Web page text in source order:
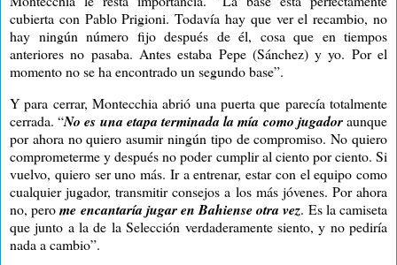
cubierta con Pablo Prigioni. Todavía hay que ver el recambio, no
hay ningún número fijo después de él, cosa que en tiempos
anteriores no pasaba. Antes estaba Pepe (Sánchez) y yo. Por el
momento no se ha encontrado un segundo base”.
Y para cerrar, Montecchia abrió una puerta que parecía totalmente
cerrada. “No es una etapa terminada la mía como jugadoraunque
por ahora no quiero asumir ningún tipo de compromiso. No quiero
comprometerme y después no poder cumplir al ciento por ciento. Si
vuelvo, quiero ser uno más. Ir a entrenar, estar con el equipo como
cualquier jugador, transmitir consejos a los más jóvenes. Por ahora
no, perome encantaría jugar en Bahiense otra vez. Es la camiseta
que junto a la de la Selección verdaderamente siento, y no pediría
nada a cambio”.